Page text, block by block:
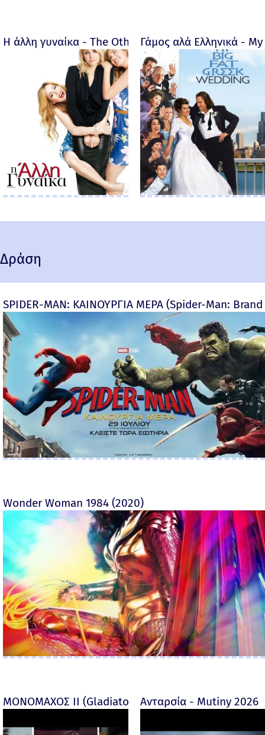
Η άλλη γυναίκα - The Other Woman – 2014
Γάμος αλά Ελληνικά -
Δράση
SPIDER-MAN: ΚΑΙΝΟΥΡΓΙΑ ΜΕΡΑ (Spider-Man:
Wonder Woman 1984 (2020)
ΜΟΝΟΜΑΧΟΣ ΙΙ (Gladiator II) -Ανταρσία - Mutiny 2026